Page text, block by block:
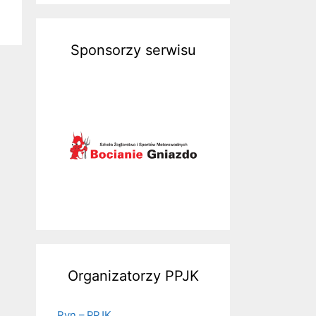
Sponsorzy serwisu
Organizatorzy PPJK